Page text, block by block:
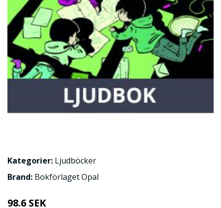
Kategorier: Ljudböcker
Brand: Bokförlaget Opal
98.6 SEK